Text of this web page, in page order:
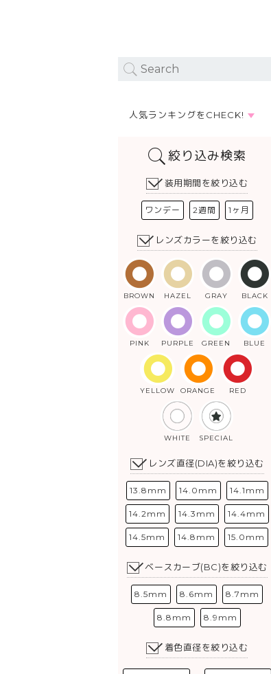
人気ランキングをCHECK!
絞り込み検索
装用期間を絞り込む
ワンデー 2週間 1ヶ月
レンズカラーを絞り込む
BROWN HAZEL GRAY BLACK
PINK PURPLE GREEN BLUE
YELLOW ORANGE RED
WHITE SPECIAL
レンズ直径(DIA)を絞り込む
13.8mm 14.0mm 14.1mm
14.2mm 14.3mm 14.4mm
14.5mm 14.8mm 15.0mm
ベースカーブ(BC)を絞り込む
8.5mm 8.6mm 8.7mm
8.8mm 8.9mm
着色直径を絞り込む